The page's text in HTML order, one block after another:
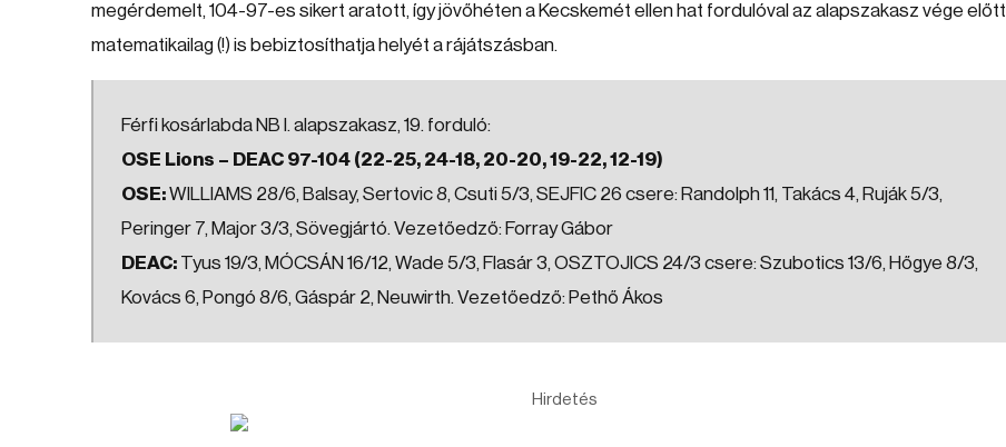
megérdemelt, 104-97-es sikert aratott, így jövőhéten a Kecskemét ellen hat fordulóval az alapszakasz vége előtt
matematikailag (!) is bebiztosíthatja helyét a rájátszásban.
Férfi kosárlabda NB I. alapszakasz, 19. forduló:
OSE Lions – DEAC 97-104 (22-25, 24-18, 20-20, 19-22, 12-19)
OSE:WILLIAMS 28/6, Balsay, Sertovic 8, Csuti 5/3, SEJFIC 26 csere: Randolph 11, Takács 4, Ruják 5/3,
Peringer 7, Major 3/3, Sövegjártó. Vezetőedző: Forray Gábor
DEAC: Tyus 19/3, MÓCSÁN 16/12, Wade 5/3, Flasár 3, OSZTOJICS 24/3 csere: Szubotics 13/6, Hőgye 8/3,
Kovács 6, Pongó 8/6, Gáspár 2, Neuwirth. Vezetőedző: Pethő Ákos
Hirdetés